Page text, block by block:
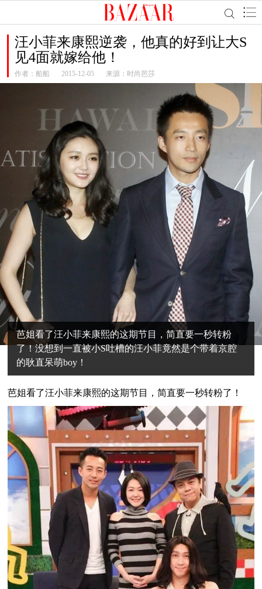
汪小菲来康熙逆袭，他真的好到让大S
见4面就嫁给他！
作者： 船船 2015-12-05 来源：时尚芭莎
芭姐看了汪小菲来康熙的这期节目，简直要一秒转粉
了！没想到一直被小S吐槽的汪小菲竟然是个带着京腔
的耿直呆萌boy！
芭姐看了汪小菲来康熙的这期节目，简直要一秒转粉了！